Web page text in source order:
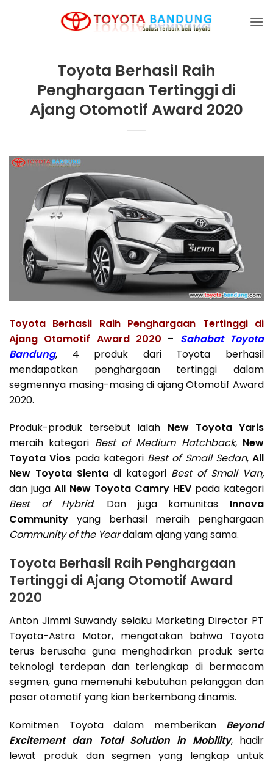
Toyota Berhasil Raih
Penghargaan Tertinggi di
Ajang Otomotif Award 2020
Toyota Berhasil Raih Penghargaan Tertinggi di
Ajang Otomotif Award 2020 – Sahabat Toyota
Bandung, 4 produk dari Toyota berhasil
mendapatkan penghargaan tertinggi dalam
segmennya masing-masing di ajang Otomotif Award
2020.
Produk-produk tersebut ialah New Toyota Yaris
meraih kategori Best of Medium Hatchback, New
Toyota Vios pada kategori Best of Small Sedan, All
New Toyota Sienta di kategori Best of Small Van,
dan juga All New Toyota Camry HEV pada kategori
Best of Hybrid. Dan juga komunitas Innova
Community yang berhasil meraih penghargaan
Community of the Yeardalam ajang yang sama.
Toyota Berhasil Raih Penghargaan
Tertinggi di Ajang Otomotif Award
2020
Anton Jimmi Suwandy selaku Marketing Director PT
Toyota-Astra Motor, mengatakan bahwa Toyota
terus berusaha guna menghadirkan produk serta
teknologi terdepan dan terlengkap di bermacam
segmen, guna memenuhi kebutuhan pelanggan dan
pasar otomotif yang kian berkembang dinamis.
Komitmen Toyota dalam memberikan Beyond
Excitement dan Total Solution in Mobility, hadir
lewat produk dan segmen yang lengkap untuk